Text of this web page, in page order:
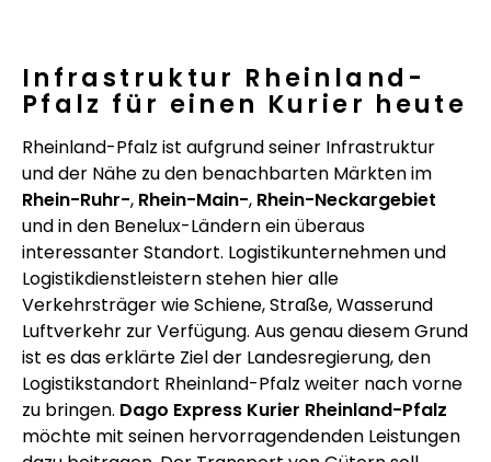
Infrastruktur Rheinland-
Pfalz für einen Kurier heute
Rheinland-Pfalz ist aufgrund seiner Infrastruktur
und der Nähe zu den benachbarten Märkten im
Rhein-Ruhr-, Rhein-Main-, Rhein-Neckargebiet
und in den Benelux-Ländern ein überaus
interessanter Standort. Logistikunternehmen und
Logistikdienstleistern stehen hier alle
Verkehrsträger wie Schiene, Straße, Wasserund
Luftverkehr zur Verfügung. Aus genau diesem Grund
ist es das erklärte Ziel der Landesregierung, den
Logistikstandort Rheinland-Pfalz weiter nach vorne
zu bringen. Dago Express Kurier Rheinland-Pfalz
möchte mit seinen hervorragendenden Leistungen